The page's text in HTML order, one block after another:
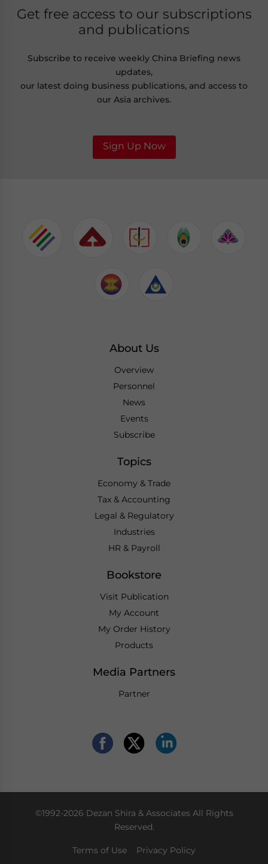
Get free access to our subscriptions
and publications
Subscribe to receive weekly China Briefing news
updates,
our latest doing business publications, and access to
our Asia archives.
Sign Up Now
About Us
Overview
Personnel
News
Events
Subscribe
Topics
Economy & Trade
Tax & Accounting
Legal & Regulatory
Industries
HR & Payroll
Bookstore
Visit Publication
My Account
My Order History
Products
Media Partners
Partner
©1992-2026 Dezan Shira & Associates All Rights
Reserved.
Terms of Use Privacy Policy